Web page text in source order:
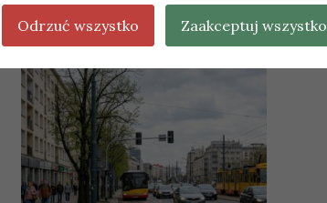
Odrzuć wszystko Zaakceptuj wszystko